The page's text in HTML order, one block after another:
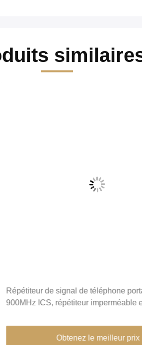
de signal de téléphone portable de
répétiteur imperméable extérieur de
Obtenez le meilleur prix